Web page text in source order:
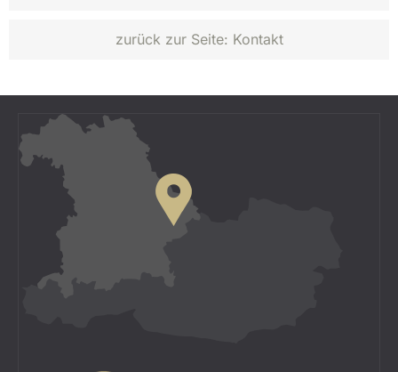
zurück zur Seite: Kontakt